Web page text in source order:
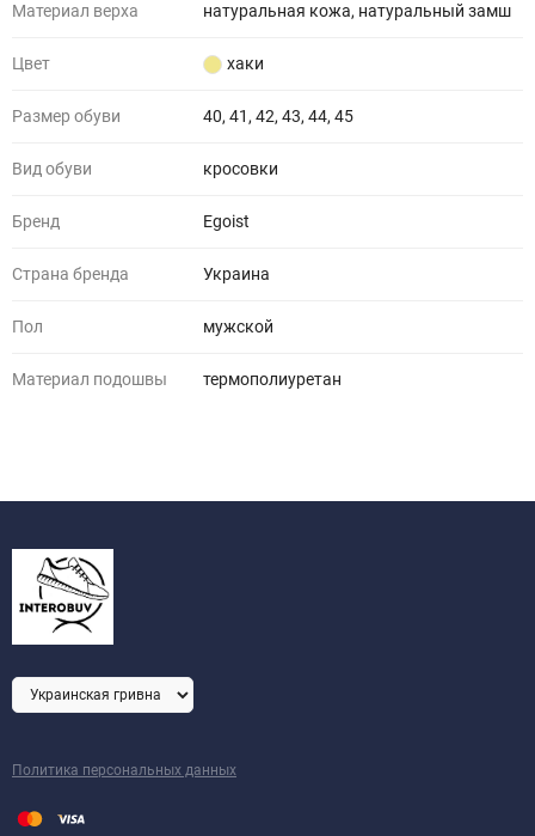
Материал верха натуральная кожа, натуральный замш
Цвет хаки
Размер обуви 40, 41, 42, 43, 44, 45
Вид обуви кросовки
Бренд Egoist
Страна бренда Украина
Пол мужской
Материал подошвы термополиуретан
Политика персональных данных